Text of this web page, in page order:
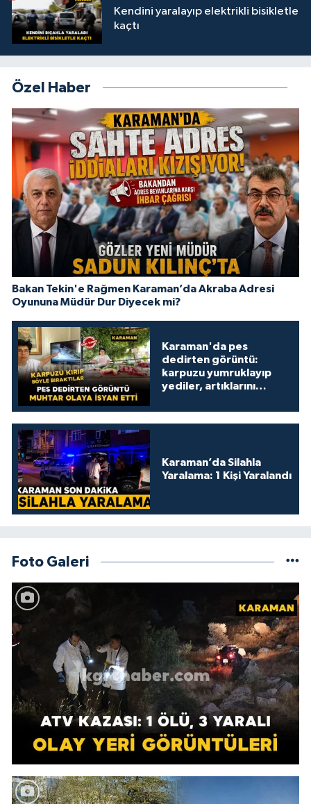
Kendini yaralayıp elektrikli bisikletle
kaçtı
Özel Haber
Bakan Tekin'e Rağmen Karaman’da Akraba Adresi
Oyununa Müdür Dur Diyecek mi?
Karaman'da pes
dedirten görüntü:
karpuzu yumruklayıp
yediler, artıklarını
Karaman’da Silahla
Yaralama: 1 Kişi Yaralandı
Foto Galeri